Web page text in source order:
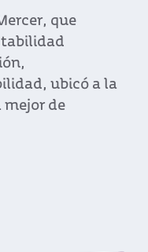
que
ubicó a la
de